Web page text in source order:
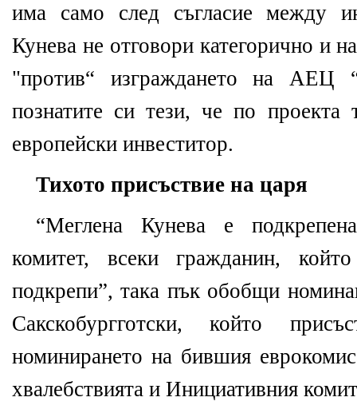
има само след съгласие между
Кунева не отговори категорично и
"против“ изграждането на АЕЦ
познатите си тези, че по
европейски инвеститор.
Тихото присъствие на царя
“Меглена Кунева е
комитет, всеки гражданин,
подкрепи”, така пък обобщи
Сакскобургготски, който
номинирането на бившия
хвалебствията и Инициативния